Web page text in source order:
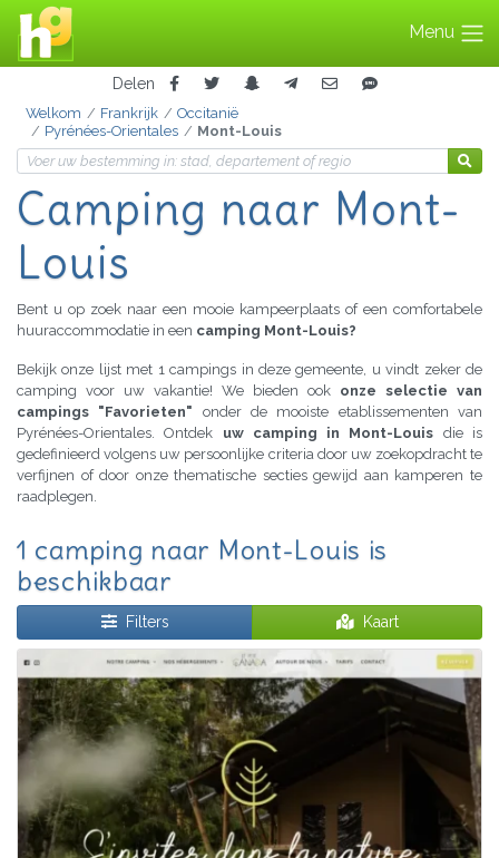
Menu
Delen
Welkom Frankrijk
Occitanië
Pyrénées-Orientales
Mont-Louis
Camping naar Mont-
Louis
Bent u op zoek naar een mooie kampeerplaats of een comfortabele
huuraccommodatie in een camping Mont-Louis?
Bekijk onze lijst met 1 campings in deze gemeente, u vindt zeker de
camping voor uw vakantie! We bieden ook onze selectie van
campings "Favorieten" onder de mooiste etablissementen van
Pyrénées-Orientales. Ontdek uw camping in Mont-Louis die is
gedefinieerd volgens uw persoonlijke criteria door uw zoekopdracht te
verfijnen of door onze thematische secties gewijd aan kamperen te
raadplegen.
1 camping naar Mont-Louis is
beschikbaar
Filters Kaart